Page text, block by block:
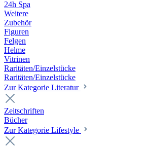
24h Spa
Weitere
Zubehör
Figuren
Felgen
Helme
Vitrinen
Raritäten/Einzelstücke
Raritäten/Einzelstücke
Zur Kategorie Literatur
Zeitschriften
Bücher
Zur Kategorie Lifestyle